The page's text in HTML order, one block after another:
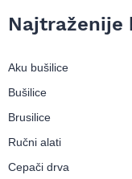
Najtraženije
Aku bušilice
Bušilice
Brusilice
Ručni alati
Cepači drva